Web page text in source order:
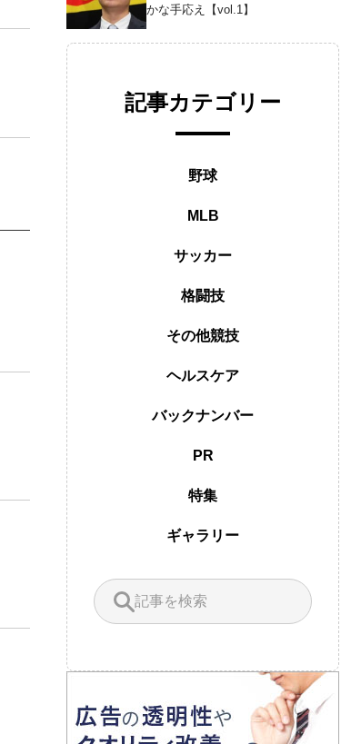
かな手応え【vol.1】
記事カテゴリー
野球
MLB
サッカー
格闘技
その他競技
ヘルスケア
バックナンバー
PR
特集
ギャラリー